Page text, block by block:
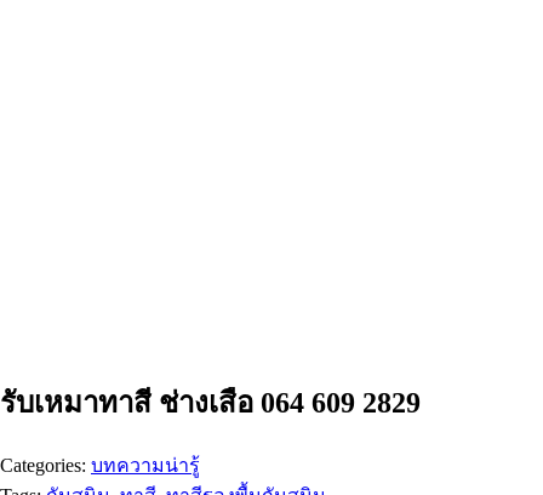
รับเหมาทาสี ช่างเสือ 064 609 2829
Categories: บทความน่ารู้